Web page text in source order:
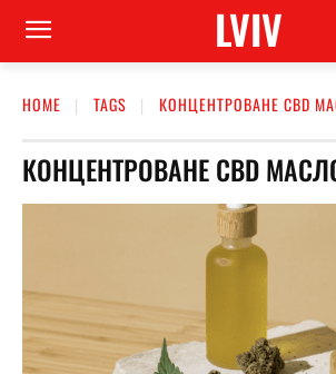
LVIV
HOME TAGS КОНЦЕНТРОВАНЕ CBD
КОНЦЕНТРОВАНЕ CBD